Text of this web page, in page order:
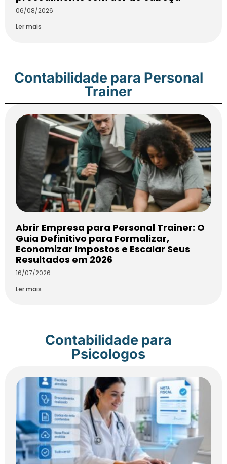
06/08/2026
Ler mais
Contabilidade para Personal
Trainer
Abrir Empresa para Personal Trainer: O
Guia Definitivo para Formalizar,
Economizar Impostos e Escalar Seus
Resultados em 2026
16/07/2026
Ler mais
Contabilidade para
Psicologos